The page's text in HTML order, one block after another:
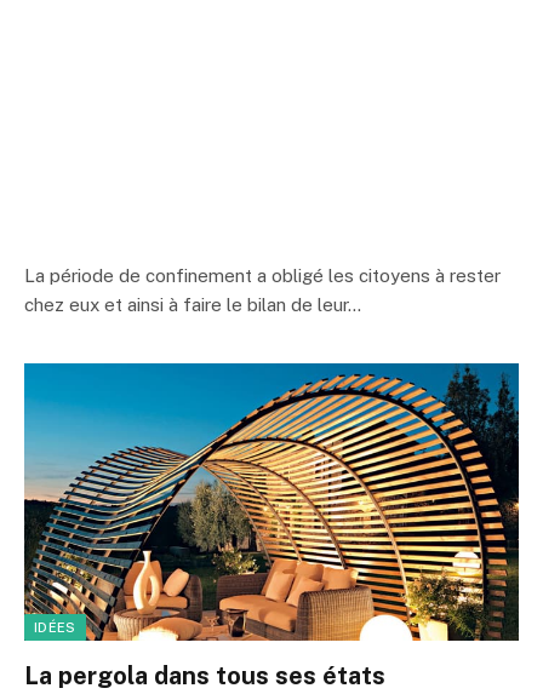
La période de confinement a obligé les citoyens à rester
chez eux et ainsi à faire le bilan de leur…
IDÉES
La pergola dans tous ses états